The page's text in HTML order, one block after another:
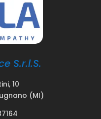
S.r.l.S.
10
(MI)